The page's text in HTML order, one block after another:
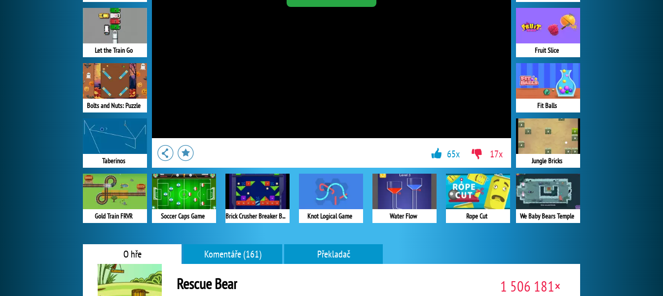
Let the Train Go
Bolts and Nuts: Puzzle
Taberinos
Gold Train FRVR
Fruit Slice
Fit Balls
Jungle Bricks
We Baby Bears Temple
Soccer Caps Game Brick Crusher Breaker Ball Knot Logical Game Water Flow Rope Cut
65x 17x
O hře Komentáře (161) Překladač
Rescue Bear 1 506 181×